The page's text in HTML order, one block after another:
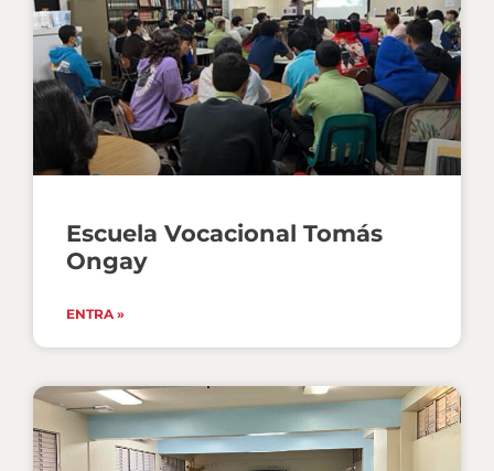
Escuela Vocacional Tomás
Ongay
ENTRA »